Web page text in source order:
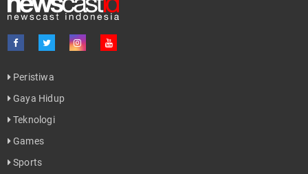
Peristiwa
Gaya Hidup
Teknologi
Games
Sports